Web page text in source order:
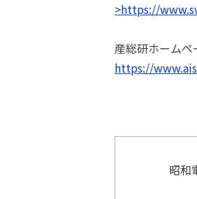
>https://
産総研ホームペ
https://
昭和